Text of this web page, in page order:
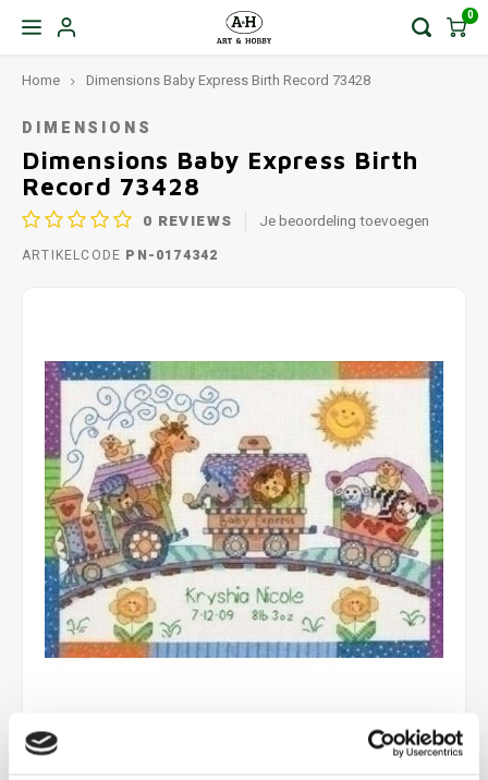
0
Home Dimensions Baby Express Birth Record 73428
DIMENSIONS
Dimensions Baby Express Birth
Record 73428
0 REVIEWS Je beoordeling toevoegen
ARTIKELCODE PN-0174342